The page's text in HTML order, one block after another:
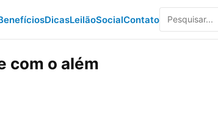
DicasLeilãoSocialContato
com o além